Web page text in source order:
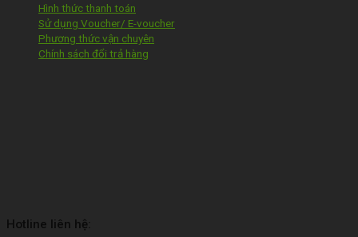
Hình thức thanh toán
Sử dụng Voucher/ E-voucher
Phương thức vận chuyên
Chính sách đổi trả hàng
Hotline liên hệ: